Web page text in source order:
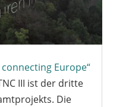
connecting Europe“
III ist der dritte
Die